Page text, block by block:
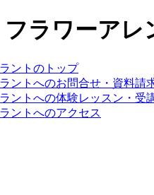
ラワーアレ
ントのトップ
ントへのお問合せ・資料請
ントへの体験レッスン・受
ントへのアクセス